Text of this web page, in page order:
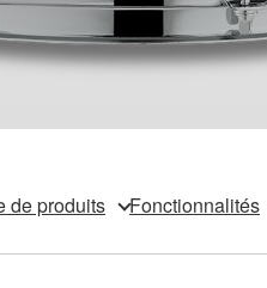
de produits Fonctionnalités